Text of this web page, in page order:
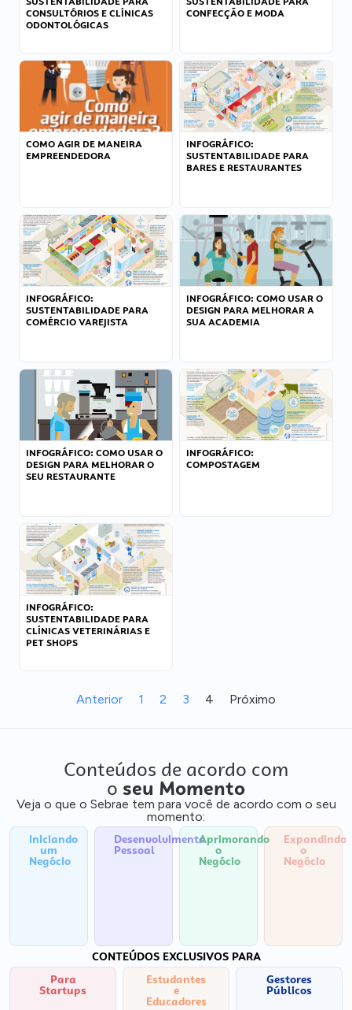
CONSULTÓRIOS E CLÍNICAS
ODONTOLÓGICAS
CONFECÇÃO E MODA
COMO AGIR DE MANEIRA
EMPREENDEDORA
INFOGRÁFICO:
SUSTENTABILIDADE PARA
BARES E RESTAURANTES
INFOGRÁFICO:
SUSTENTABILIDADE PARA
COMÉRCIO VAREJISTA
INFOGRÁFICO: COMO USAR O
DESIGN PARA MELHORAR A
SUA ACADEMIA
INFOGRÁFICO: COMO USAR O
DESIGN PARA MELHORAR O
SEU RESTAURANTE
INFOGRÁFICO:
COMPOSTAGEM
INFOGRÁFICO:
SUSTENTABILIDADE PARA
CLÍNICAS VETERINÁRIAS E
PET SHOPS
Anterior 1 2 3 4 Próximo
Conteúdos de acordo com
o seu Momento
Veja o que o Sebrae tem para você de acordo com o seu
momento:
Iniciando
um
Negócio
Desenvolvimento
Pessoal
Aprimorando
o
Negócio
Expandindo
o
Negócio
CONTEÚDOS EXCLUSIVOS PARA
Para
Startups
Estudantes
e
Educadores
Gestores
Públicos